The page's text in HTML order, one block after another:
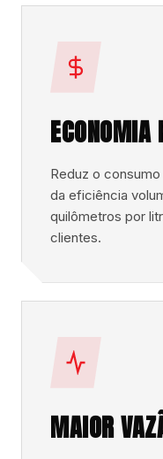
ECONOMIA
Reduz o
da eficiência
quilômetros por
clientes.
MAIOR